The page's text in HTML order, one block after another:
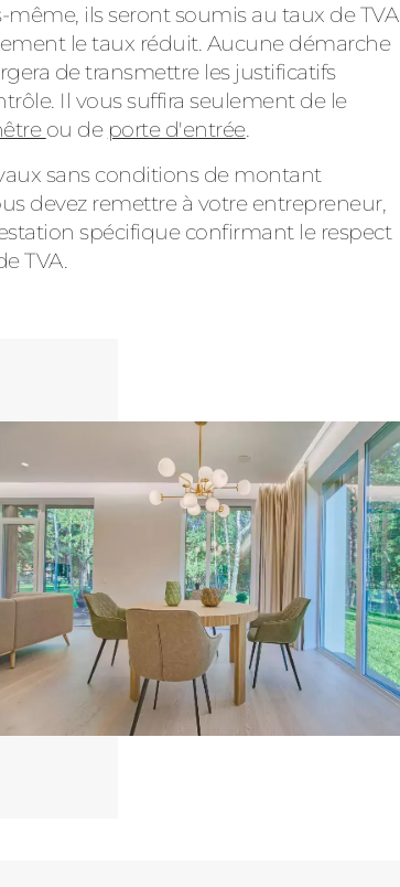
ils seront soumis au taux de TVA
le taux réduit. Aucune démarche
de transmettre les justificatifs
Il vous suffira seulement de le
ou de porte d'entrée.
sans conditions de montant
devez remettre à votre entrepreneur,
spécifiqueconfirmant le respect
TVA.